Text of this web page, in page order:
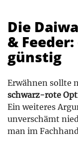
Die
&
günstig
Erwähnen sollte
schwarz-rote
Ein weiteres
unverschämt
man im